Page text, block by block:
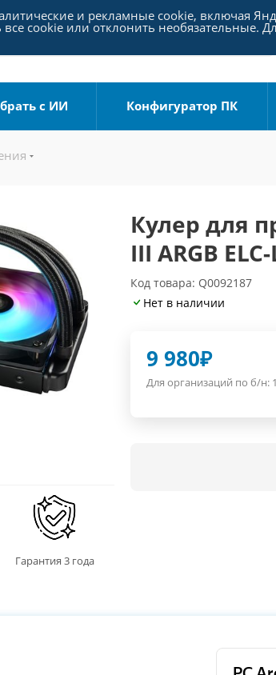
с ИИ Конфигуратор ПК
Гарантия 3 года
Кулер для
III ARGB
Код товара: Q0092187
Нет в наличии
9 980₽
Для организаций по б/н:
и рекламные cookie, включая
cookie или отклонить необязательные.